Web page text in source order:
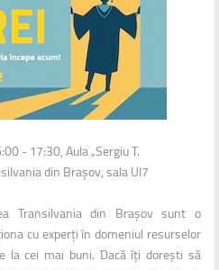
- 17:30, Aula „Sergiu T.
din Brașov, sala UI7
Transilvania din Brașov sunt o
cu experți în domeniul resurselor
la cei mai buni. Dacă îți dorești să